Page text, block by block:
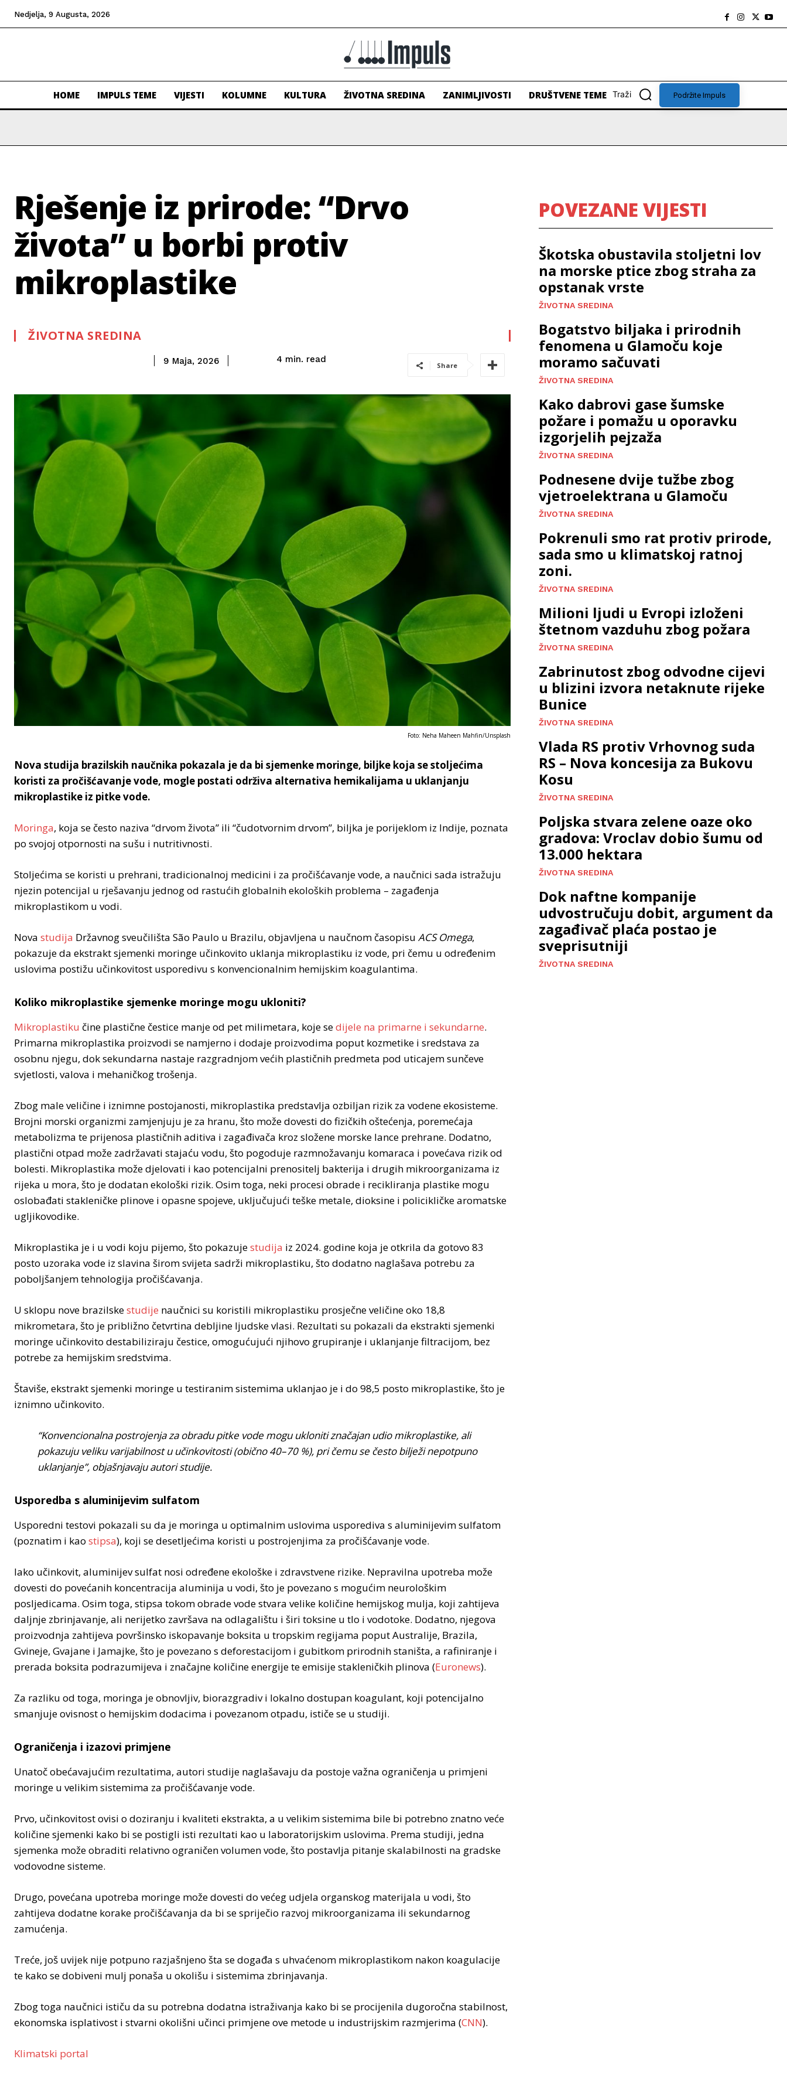
Nedjelja, 9 Augusta, 2026
HOME IMPULS TEME VIJESTI KOLUMNE KULTURA ŽIVOTNA SREDINA ZANIMLJIVOSTI DRUŠTVENE TEME Traži Podržite Impuls
Rješenje iz prirode: “Drvo
života” u borbi protiv
mikroplastike
ŽIVOTNA SREDINA
9 Maja, 2026 4 min. read
Share
Foto: Neha Maheen Mahfin/Unsplash
Nova studija brazilskih naučnika pokazala je da bi sjemenke moringe, biljke koja se stoljećima
koristi za pročišćavanje vode, mogle postati održiva alternativa hemikalijama u uklanjanju
mikroplastike iz pitke vode.
Moringa, koja se često naziva “drvom života” ili “čudotvornim drvom”, biljka je porijeklom iz Indije, poznata
po svojoj otpornosti na sušu i nutritivnosti.
Stoljećima se koristi u prehrani, tradicionalnoj medicini i za pročišćavanje vode, a naučnici sada istražuju
njezin potencijal u rješavanju jednog od rastućih globalnih ekoloških problema – zagađenja
mikroplastikom u vodi.
Nova studija Državnog sveučilišta São Paulo u Brazilu, objavljena u naučnom časopisu ACS Omega,
pokazuje da ekstrakt sjemenki moringe učinkovito uklanja mikroplastiku iz vode, pri čemu u određenim
uslovima postižu učinkovitost usporedivu s konvencionalnim hemijskim koagulantima.
Koliko mikroplastike sjemenke moringe mogu ukloniti?
Mikroplastiku čine plastične čestice manje od pet milimetara, koje sedijele na primarne i sekundarne.
Primarna mikroplastika proizvodi se namjerno i dodaje proizvodima poput kozmetike i sredstava za
osobnu njegu, dok sekundarna nastaje razgradnjom većih plastičnih predmeta pod uticajem sunčeve
svjetlosti, valova i mehaničkog trošenja.
Zbog male veličine i iznimne postojanosti, mikroplastika predstavlja ozbiljan rizik za vodene ekosisteme.
Brojni morski organizmi zamjenjuju je za hranu, što može dovesti do fizičkih oštećenja, poremećaja
metabolizma te prijenosa plastičnih aditiva i zagađivača kroz složene morske lance prehrane. Dodatno,
plastični otpad može zadržavati stajaću vodu, što pogoduje razmnožavanju komaraca i povećava rizik od
bolesti. Mikroplastika može djelovati i kao potencijalni prenositelj bakterija i drugih mikroorganizama iz
rijeka u mora, što je dodatan ekološki rizik. Osim toga, neki procesi obrade i recikliranja plastike mogu
oslobađati stakleničke plinove i opasne spojeve, uključujući teške metale, dioksine i policikličke aromatske
ugljikovodike.
Mikroplastika je i u vodi koju pijemo, što pokazujestudija iz 2024. godine koja je otkrila da gotovo 83
posto uzoraka vode iz slavina širom svijeta sadrži mikroplastiku, što dodatno naglašava potrebu za
poboljšanjem tehnologija pročišćavanja.
U sklopu nove brazilskestudije naučnici su koristili mikroplastiku prosječne veličine oko 18,8
mikrometara, što je približno četvrtina debljine ljudske vlasi. Rezultati su pokazali da ekstrakti sjemenki
moringe učinkovito destabiliziraju čestice, omogućujući njihovo grupiranje i uklanjanje filtracijom, bez
potrebe za hemijskim sredstvima.
Štaviše, ekstrakt sjemenki moringe u testiranim sistemima uklanjao je i do 98,5 posto mikroplastike, što je
iznimno učinkovito.
“Konvencionalna postrojenja za obradu pitke vode mogu ukloniti značajan udio mikroplastike, ali
pokazuju veliku varijabilnost u učinkovitosti (obično 40–70 %), pri čemu se često bilježi nepotpuno
uklanjanje”, objašnjavaju autori studije.
Usporedba s aluminijevim sulfatom
Usporedni testovi pokazali su da je moringa u optimalnim uslovima usporediva s aluminijevim sulfatom
(poznatim i kao stipsa), koji se desetljećima koristi u postrojenjima za pročišćavanje vode.
Iako učinkovit, aluminijev sulfat nosi određene ekološke i zdravstvene rizike. Nepravilna upotreba može
dovesti do povećanih koncentracija aluminija u vodi, što je povezano s mogućim neurološkim
posljedicama. Osim toga, stipsa tokom obrade vode stvara velike količine hemijskog mulja, koji zahtijeva
daljnje zbrinjavanje, ali nerijetko završava na odlagalištu i širi toksine u tlo i vodotoke. Dodatno, njegova
proizvodnja zahtijeva površinsko iskopavanje boksita u tropskim regijama poput Australije, Brazila,
Gvineje, Gvajane i Jamajke, što je povezano s deforestacijom i gubitkom prirodnih staništa, a rafiniranje i
prerada boksita podrazumijeva i značajne količine energije te emisije stakleničkih plinova (Euronews).
Za razliku od toga, moringa je obnovljiv, biorazgradiv i lokalno dostupan koagulant, koji potencijalno
smanjuje ovisnost o hemijskim dodacima i povezanom otpadu, ističe se u studiji.
Ograničenja i izazovi primjene
Unatoč obećavajućim rezultatima, autori studije naglašavaju da postoje važna ograničenja u primjeni
moringe u velikim sistemima za pročišćavanje vode.
Prvo, učinkovitost ovisi o doziranju i kvaliteti ekstrakta, a u velikim sistemima bile bi potrebno znatno veće
količine sjemenki kako bi se postigli isti rezultati kao u laboratorijskim uslovima. Prema studiji, jedna
sjemenka može obraditi relativno ograničen volumen vode, što postavlja pitanje skalabilnosti na gradske
vodovodne sisteme.
Drugo, povećana upotreba moringe može dovesti do većeg udjela organskog materijala u vodi, što
zahtijeva dodatne korake pročišćavanja da bi se spriječio razvoj mikroorganizama ili sekundarnog
zamućenja.
Treće, još uvijek nije potpuno razjašnjeno šta se događa s uhvaćenom mikroplastikom nakon koagulacije
te kako se dobiveni mulj ponaša u okolišu i sistemima zbrinjavanja.
Zbog toga naučnici ističu da su potrebna dodatna istraživanja kako bi se procijenila dugoročna stabilnost,
ekonomska isplativost i stvarni okolišni učinci primjene ove metode u industrijskim razmjerima (CNN).
Klimatski portal
POVEZANE VIJESTI
Škotska obustavila stoljetni lov
na morske ptice zbog straha za
opstanak vrste
ŽIVOTNA SREDINA
Bogatstvo biljaka i prirodnih
fenomena u Glamoču koje
moramo sačuvati
ŽIVOTNA SREDINA
Kako dabrovi gase šumske
požare i pomažu u oporavku
izgorjelih pejzaža
ŽIVOTNA SREDINA
Podnesene dvije tužbe zbog
vjetroelektrana u Glamoču
ŽIVOTNA SREDINA
Pokrenuli smo rat protiv prirode,
sada smo u klimatskoj ratnoj
zoni.
ŽIVOTNA SREDINA
Milioni ljudi u Evropi izloženi
štetnom vazduhu zbog požara
ŽIVOTNA SREDINA
Zabrinutost zbog odvodne cijevi
u blizini izvora netaknute rijeke
Bunice
ŽIVOTNA SREDINA
Vlada RS protiv Vrhovnog suda
RS – Nova koncesija za Bukovu
Kosu
ŽIVOTNA SREDINA
Poljska stvara zelene oaze oko
gradova: Vroclav dobio šumu od
13.000 hektara
ŽIVOTNA SREDINA
Dok naftne kompanije
udvostručuju dobit, argument da
zagađivač plaća postao je
sveprisutniji
ŽIVOTNA SREDINA